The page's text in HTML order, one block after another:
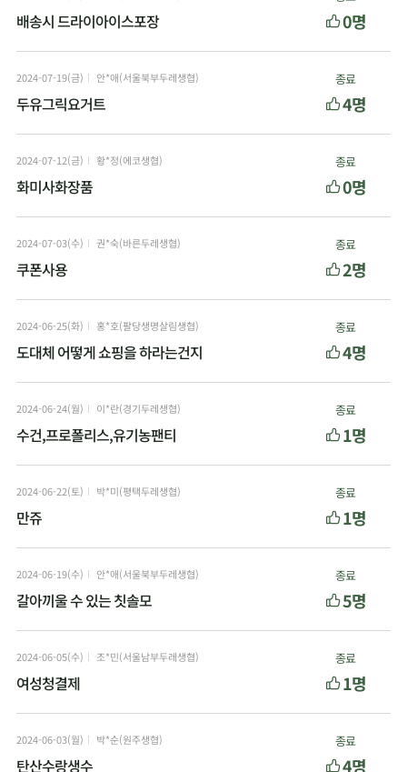
배송시 드라이아이스포장 0명
2024-07-19(금) 안*애(서울북부두레생협)
두유그릭요거트
종료
4명
2024-07-12(금) 황*정(에코생협)
화미사화장품
종료
0명
2024-07-03(수) 권*숙(바른두레생협)
쿠폰사용
종료
2명
2024-06-25(화) 홍*호(팔당생명살림생협)
도대체 어떻게 쇼핑을 하라는건지
종료
4명
2024-06-24(월) 이*란(경기두레생협)
수건,프로폴리스,유기농팬티
종료
1명
2024-06-22(토) 박*미(평택두레생협)
만쥬
종료
1명
2024-06-19(수) 안*애(서울북부두레생협)
갈아끼울 수 있는 칫솔모
종료
5명
2024-06-05(수) 조*민(서울남부두레생협)
여성청결제
종료
1명
2024-06-03(월) 박*순(원주생협)
탄산수랑생수
종료
4명